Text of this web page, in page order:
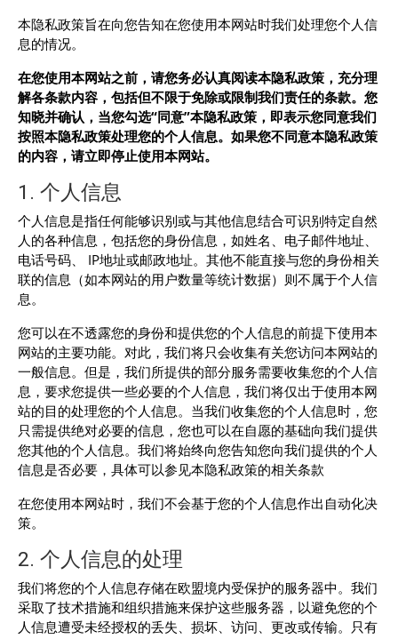
本隐私政策旨在向您告知在您使用本网站时我们处理您个人信
息的情况。
在您使用本网站之前 ， 请您务必认真阅读本隐私政策 ， 充分理
解各条款内容 ， 包括但不限于免除或限制我们责任的条款。 您
知晓并确认 ， 当您勾选“同意”本隐私政策 ， 即表示您同意我们
按照本隐私政策处理您的个人信息。如果您不同意本隐私政策
的内容，请立即停止使用本网站。
1. 个人信息
个人信息是指任何能够识别或与其他信息结合可识别特定自然
人的各种信息，包括您的身份信息，如姓名、电子邮件地址、
电话号码、 IP地址或邮政地址。其他不能直接与您的身份相关
联的信息（如本网站的用户数量等统计数据）则不属于个人信
息。
您可以在不透露您的身份和提供您的个人信息的前提下使用本
网站的主要功能。对此，我们将只会收集有关您访问本网站的
一般信息。但是，我们所提供的部分服务需要收集您的个人信
息，要求您提供一些必要的个人信息，我们将仅出于使用本网
站的目的处理您的个人信息。当我们收集您的个人信息时，您
只需提供绝对必要的信息，您也可以在自愿的基础向我们提供
您其他的个人信息。我们将始终向您告知您向我们提供的个人
信息是否必要，具体可以参见本隐私政策的相关条款
在您使用本网站时，我们不会基于您的个人信息作出自动化决
策。
2. 个人信息的处理
我们将您的个人信息存储在欧盟境内受保护的服务器中。我们
采取了技术措施和组织措施来保护这些服务器，以避免您的个
人信息遭受未经授权的丢失、损坏、访问、更改或传输。只有